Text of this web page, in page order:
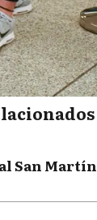
San Martín